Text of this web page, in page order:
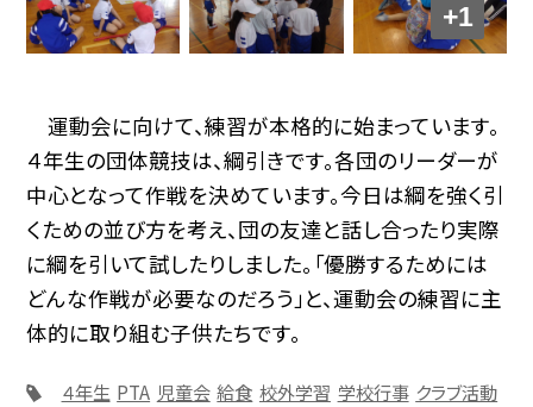
+1
運動会に向けて、練習が本格的に始まっています。
４年生の団体競技は、綱引きです。各団のリーダーが
中心となって作戦を決めています。今日は綱を強く引
くための並び方を考え、団の友達と話し合ったり実際
に綱を引いて試したりしました。「優勝するためには
どんな作戦が必要なのだろう」と、運動会の練習に主
体的に取り組む子供たちです。
４年生 PTA 児童会 給食 校外学習 学校行事 クラブ活動